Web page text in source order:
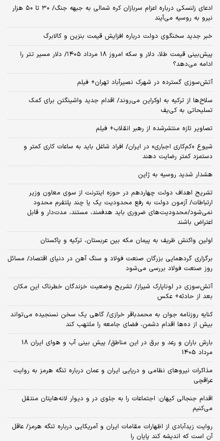
ادعای زلنسکی درباره اعزام سربازان کره شمالی به جبهه جنگ/ ۳۰ تا ۵۰ هزار
نیرو به روسیه می‌آیند
خبر جدید سخنگوی دولت درباره افزایش قیمت بنزین و کالابرگ
پیش‌بینی قیمت طلا، دلار و سکه امروز 18 مرداد ۱۴۰۵/ دلار مسیر تتر را
ادامه می‌دهد؟
آتش‌سوزی گسترده در شهرک نصیرآباد تهران+ فیلم
سلاح‌ها از ترکیه به اوکراین می‌روند/ اقدام جدید واشینگتن برای کمک
تسلیحاتی به کی‌یف
تصاویر تازه منتشرشده از رهبر انقلاب+ فیلم
شیوع «کم‌کاری اجباری» در ایران/ افراد شاغل باید به ساعات کاری کمتر و
دستمزد کمتر رضایت دهند
هشدار شدید روسیه به ژاپن
تشریح اهداف دولت چهاردهم در حوزه اینترنت از سوی معاون وزیر
ارتباطات/ آزمون دولت به رفع محدودیت یک یا چند پلتفرم محدود
نمی‌‎شود/محدودیت‌های ضروری باید هدفمند، مستند، مدت‌دار و قابل
اعتراض باشند
اولین واکنش ظریف به پیمان مکه بین عربستان، ترکیه و پاکستان
برگزاری گردهمایی بزرگان صنعت فولاد و سنگ آهن در دنیای اقتصاد/ مسائل
روز صنعت فولاد بررسی می‌شود
آتش‌سوزی در لوناپارک شیراز/ تشریح وضعیت خزندگان خطرناک این مکان
بعد از حادثه+ عکس
کنایه روزنامه جوان به محمدباقر خرازی/ گاهی یک سخن نسنجیده می‌تواند
بیش از ده‌ها اقدام دشمن، فضای جامعه را ملتهب کند
بارش باران و رعد و برق در این مناطق/ پیش بینی آب و هوای ایران 18
مرداد 1405
مذاکرات نیروهای نظامی و دریایی ایران و عمان درباره تنگه هرمز به روایت
عراقچی
اقدام جنجالی کیهان: اجتماعات را به جلوی در و دیوار لانه‌هایتان منتقل
می‌کنیم
روایت زیدآبادی از اظهارات مقامات ایران و آمریکایی درباره تنگه هرمز/ عاقل
آن است که اندیشه کند پایان را